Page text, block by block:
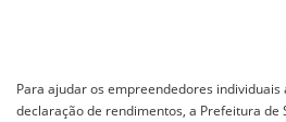
Para ajudar os empreendedores
declaração de rendimentos, a Prefeitura de